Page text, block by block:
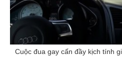
Cuộc đua gay cấn đầy kịch tính